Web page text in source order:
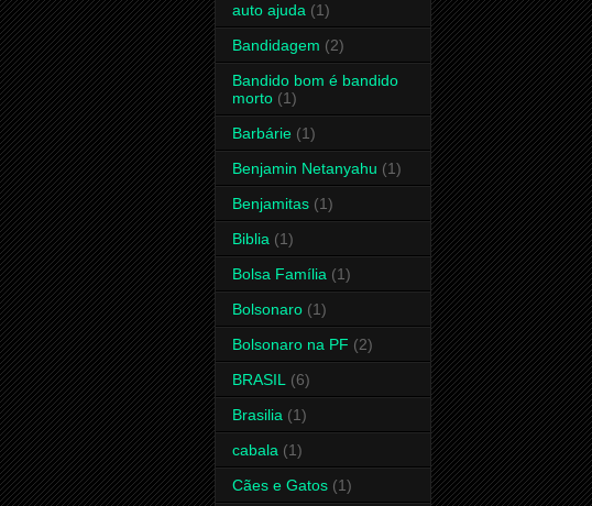
auto ajuda (1)
Bandidagem (2)
Bandido bom é bandido
morto (1)
Barbárie (1)
Benjamin Netanyahu (1)
Benjamitas (1)
Biblia (1)
Bolsa Família (1)
Bolsonaro (1)
Bolsonaro na PF (2)
BRASIL (6)
Brasilia (1)
cabala (1)
Cães e Gatos (1)